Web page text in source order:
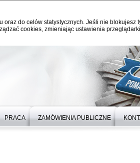
do celów statystycznych. Jeśli nie blokujesz
cookies, zmieniając ustawienia
PRACA ZAMÓWIENIA PUBLICZNE